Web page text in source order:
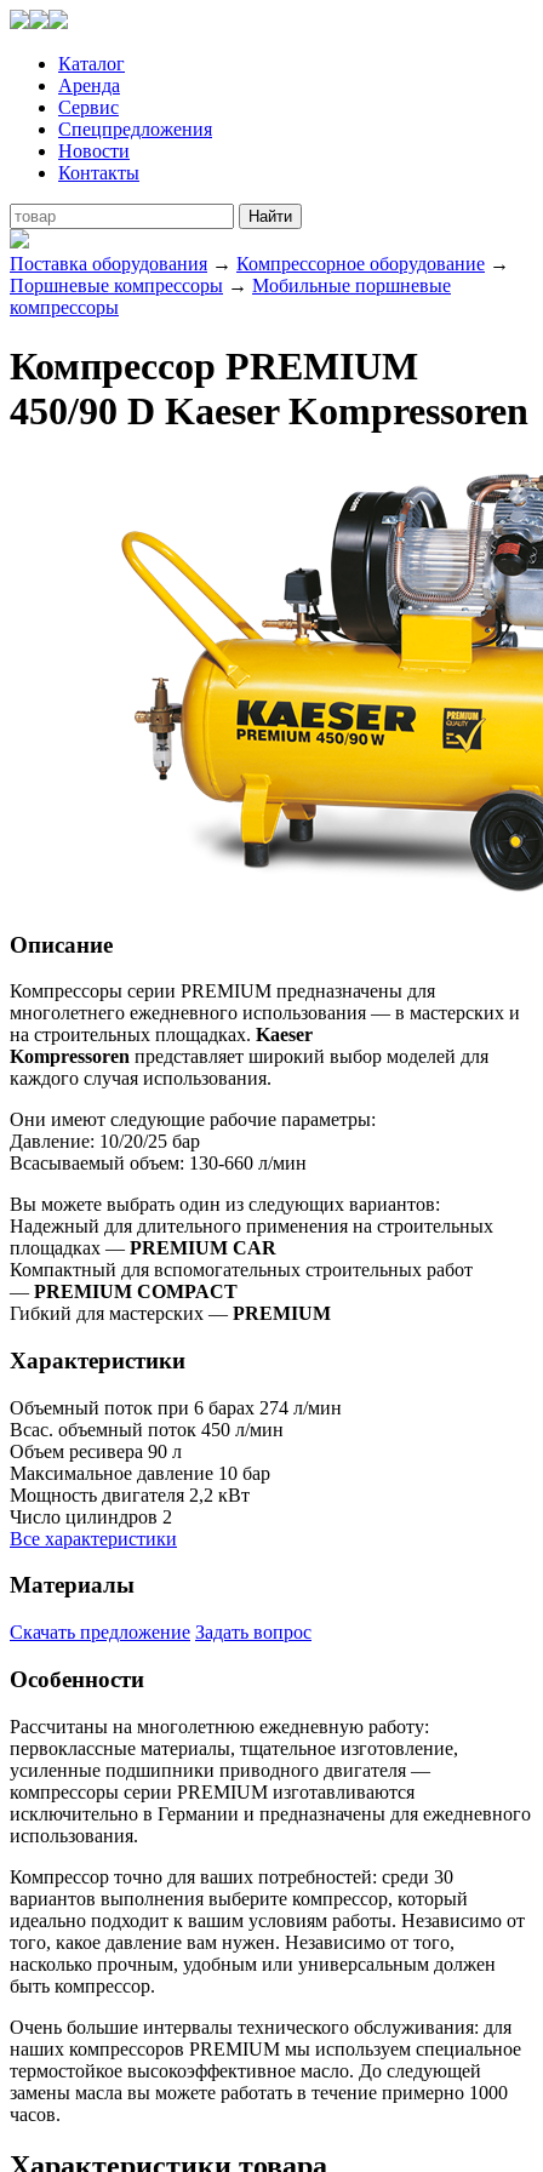
Каталог
Аренда
Сервис
Спецпредложения
Новости
Контакты
Поставка оборудования → Компрессорное оборудование →
Поршневые компрессоры → Мобильные поршневые
компрессоры
Компрессор PREMIUM
450/90 D Kaeser Kompressoren
Описание
Компрессоры серии PREMIUM предназначены для
многолетнего ежедневного использования — в мастерских и
на строительных площадках. Kaeser
Kompressoren представляет широкий выбор моделей для
каждого случая использования.
Они имеют следующие рабочие параметры:
Давление: 10/20/25 бар
Всасываемый объем: 130-660 л/мин
Вы можете выбрать один из следующих вариантов:
Надежный для длительного применения на строительных
площадках — PREMIUM CAR
Компактный для вспомогательных строительных работ
— PREMIUM COMPACT
Гибкий для мастерских — PREMIUM
Характеристики
Объемный поток при 6 барах 274 л/мин
Всас. объемный поток 450 л/мин
Объем ресивера 90 л
Максимальное давление 10 бар
Мощность двигателя 2,2 кВт
Число цилиндров 2
Все характеристики
Материалы
Скачать предложение Задать вопрос
Особенности
Рассчитаны на многолетнюю ежедневную работу:
первоклассные материалы, тщательное изготовление,
усиленные подшипники приводного двигателя —
компрессоры серии PREMIUM изготавливаются
исключительно в Германии и предназначены для ежедневного
использования.
Компрессор точно для ваших потребностей: среди 30
вариантов выполнения выберите компрессор, который
идеально подходит к вашим условиям работы. Независимо от
того, какое давление вам нужен. Независимо от того,
насколько прочным, удобным или универсальным должен
быть компрессор.
Очень большие интервалы технического обслуживания: для
наших компрессоров PREMIUM мы используем специальное
термостойкое высокоэффективное масло. До следующей
замены масла вы можете работать в течение примерно 1000
часов.
Характеристики товара